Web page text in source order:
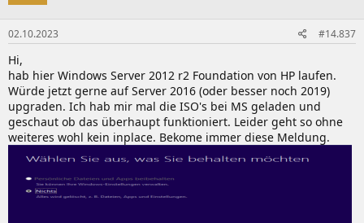
o
n
e
n
02.10.2023 #14.837
Hi,
hab hier Windows Server 2012 r2 Foundation von HP laufen.
Würde jetzt gerne auf Server 2016 (oder besser noch 2019)
upgraden. Ich hab mir mal die ISO's bei MS geladen und
geschaut ob das überhaupt funktioniert. Leider geht so ohne
weiteres wohl kein inplace. Bekome immer diese Meldung.